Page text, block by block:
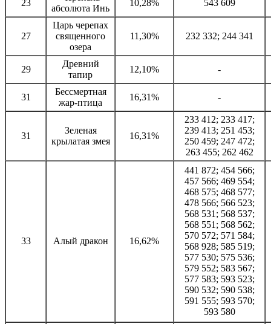
23
абсолюта Инь
10,28% 543 609
27
Царь черепах
священного
озера
11,30% 232 332; 244 341
29
Древний
тапир
12,10% -
31
Бессмертная
жар-птица
16,31% -
31
Зеленая
крылатая змея
16,31%
233 412; 233 417;
239 413; 251 453;
250 459; 247 472;
263 455; 262 462
33 Алый дракон 16,62%
441 872; 454 566;
457 566; 469 554;
468 575; 468 577;
478 566; 566 523;
568 531; 568 537;
568 551; 568 562;
570 572; 571 584;
568 928; 585 519;
577 530; 575 536;
579 552; 583 567;
577 583; 593 523;
590 532; 590 538;
591 555; 593 570;
593 580